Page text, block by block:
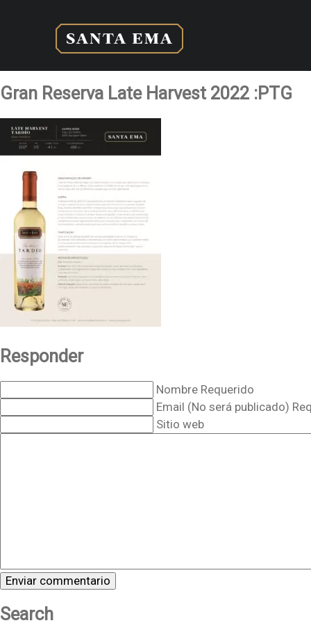
Gran Reserva Late Harvest 2022 :PTG
Responder
Nombre Requerido
Email (No será publicado)
Sitio web
Search